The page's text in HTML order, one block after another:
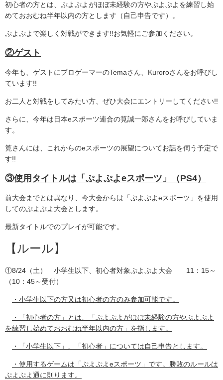
初心者の方とは、ぷよぷよがほぼ未経験の方やぷよぷよを練習し始
めておおむね半年以内の方とします（自己申告です）。
ぷよぷよで楽しく対戦ができます!!お気軽にご参加ください。
②ゲスト
今年も、ゲストにプロゲーマーのTemaさん、Kuroroさんをお呼びし
ています!!
お二人と対戦をしてみたい方、ぜひ大会にエントリーしてください!!
さらに、今年は日本eスポーツ連合の筧誠一郎さんをお呼びしていま
す。
筧さんには、これからのeスポーツの展望についてお話を伺う予定で
す!!
③使用タイトルは「ぷよぷよeスポーツ」（PS4）
前大会までとは異なり、今大会からは「ぷよぷよeスポーツ」を使用
してのぷよぷよ大会とします。
最新タイトルでのプレイが可能です。
【ルール】
①8/24（土） 小学生以下、初心者対象ぷよぷよ大会 11：15～
（10：45～受付）
・小学生以下の方又は初心者の方のみ参加可能です。
・「初心者の方」とは、「ぷよぷよがほぼ未経験の方やぷよぷよ
を練習し始めておおむね半年以内の方」を指します。
・「小学生以下」、「初心者」については自己申告とします。
・使用するゲームは「ぷよぷよeスポーツ」です。勝敗のルールは
ぷよぷよ通に則ります。